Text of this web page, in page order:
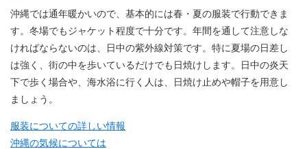
沖縄では通年暖かいので、基本的には春・夏の服装で行動できま
す。冬場でもジャケット程度で十分です。年間を通して注意しな
ければならないのは、日中の紫外線対策です。特に夏場の日差し
は強く、街の中を歩いているだけでも日焼けします。日中の炎天
下で歩く場合や、海水浴に行く人は、日焼け止めや帽子を用意し
ましょう。
服装についての詳しい情報
沖縄の気候については